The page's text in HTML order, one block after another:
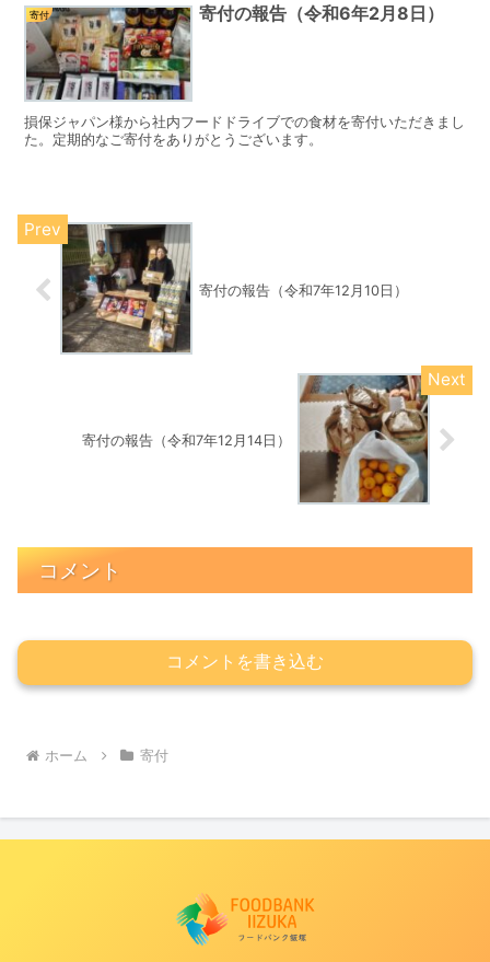
寄付 寄付の報告（令和6年2月8日）
損保ジャパン様から社内フードドライブでの食材を寄付いただきまし
た。定期的なご寄付をありがとうございます。
寄付の報告（令和7年12月10日）
寄付の報告（令和7年12月14日）
コメント
コメントを書き込む
ホーム 寄付